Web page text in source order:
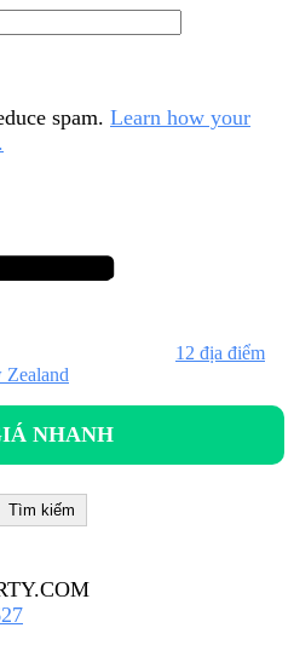
spam. Learn how your
12 địa điểm
Zealand
NHANH
Tìm kiếm